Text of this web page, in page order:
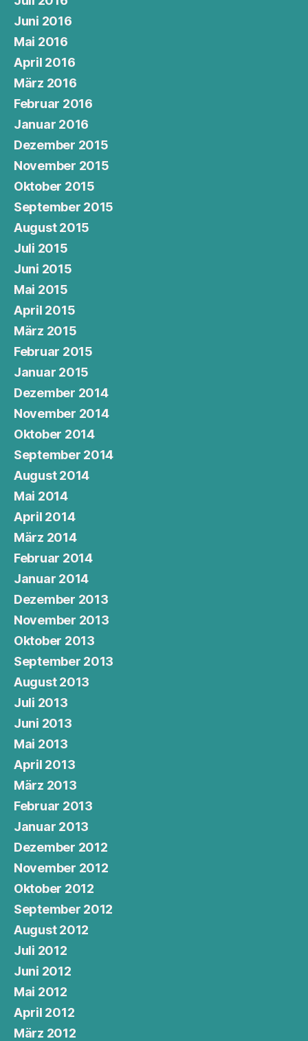
Juni 2016
Mai 2016
April 2016
März 2016
Februar 2016
Januar 2016
Dezember 2015
November 2015
Oktober 2015
September 2015
August 2015
Juli 2015
Juni 2015
Mai 2015
April 2015
März 2015
Februar 2015
Januar 2015
Dezember 2014
November 2014
Oktober 2014
September 2014
August 2014
Mai 2014
April 2014
März 2014
Februar 2014
Januar 2014
Dezember 2013
November 2013
Oktober 2013
September 2013
August 2013
Juli 2013
Juni 2013
Mai 2013
April 2013
März 2013
Februar 2013
Januar 2013
Dezember 2012
November 2012
Oktober 2012
September 2012
August 2012
Juli 2012
Juni 2012
Mai 2012
April 2012
März 2012